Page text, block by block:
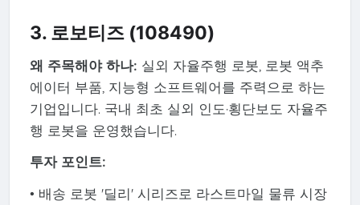
3. 로보티즈 (108490)
왜 주목해야 하나: 실외 자율주행 로봇, 로봇 액추
에이터 부품, 지능형 소프트웨어를 주력으로 하는
기업입니다. 국내 최초 실외 인도·횡단보도 자율주
행 로봇을 운영했습니다.
투자 포인트:
• 배송 로봇 '딜리' 시리즈로 라스트마일 물류 시장